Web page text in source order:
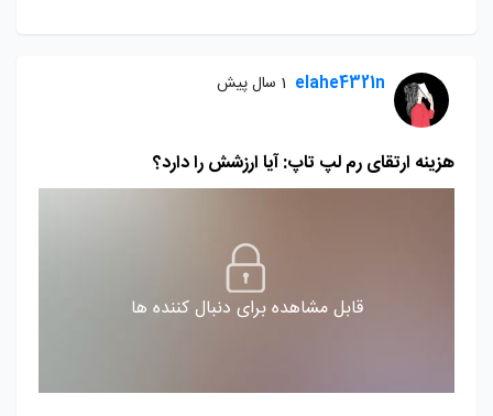
elahe4321n 1 سال پیش
هزینه ارتقای رم لپ تاپ: آیا ارزشش را دارد؟
قابل مشاهده برای دنبال کننده ها